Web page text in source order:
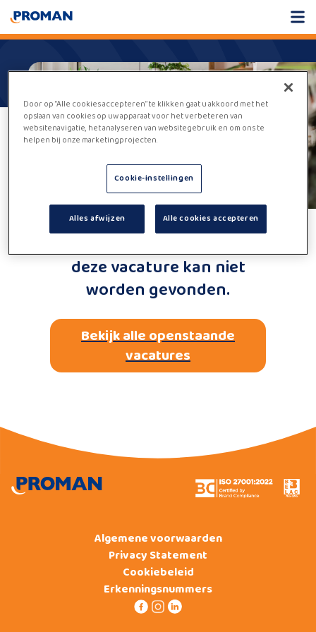
Helaas,
deze vacature kan niet
worden gevonden.
Bekijk alle openstaande
vacatures
Algemene voorwaarden
Privacy Statement
Cookiebeleid
Erkenningsnummers
Door op “Alle cookies accepteren” te klikken gaat u akkoord met het
opslaan van cookies op uw apparaat voor het verbeteren van
websitenavigatie, het analyseren van websitegebruik en om ons te
helpen bij onze marketingprojecten.
Cookie-instellingen
Alles afwijzen Alle cookies accepteren